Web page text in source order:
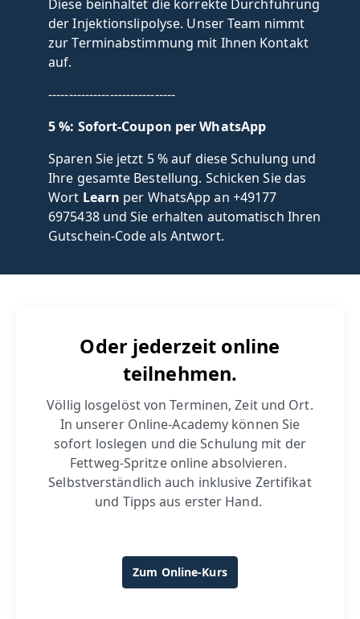
Diese beinhaltet die korrekte Durchführung
der Injektionslipolyse. Unser Team nimmt
zur Terminabstimmung mit Ihnen Kontakt
auf.
-------------------------------
5 %: Sofort-Coupon per WhatsApp
Sparen Sie jetzt 5 % auf diese Schulung und
Ihre gesamte Bestellung. Schicken Sie das
Wort Learn per WhatsApp an +49177
6975438 und Sie erhalten automatisch Ihren
Gutschein-Code als Antwort.
Oder jederzeit online
teilnehmen.
Völlig losgelöst von Terminen, Zeit und Ort.
In unserer Online-Academy können Sie
sofort loslegen und die Schulung mit der
Fettweg-Spritze online absolvieren.
Selbstverständlich auch inklusive Zertifikat
und Tipps aus erster Hand.
Zum Online-Kurs